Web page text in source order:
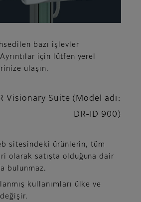
bazı işlevler
için lütfen yerel
ulaşın.
Visionary Suite (Model adı:
DR-ID 900)
sitesindeki ürünlerin, tüm
olarak satışta olduğuna dair
bulunmaz.
kullanımları ülke ve